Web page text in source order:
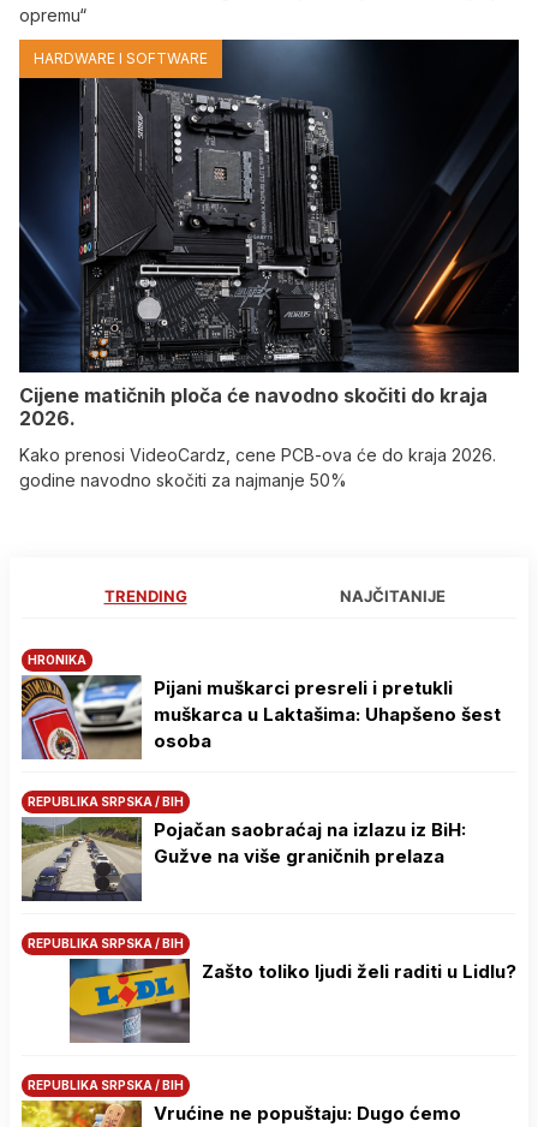
opremu“
HARDWARE I SOFTWARE
Cijene matičnih ploča će navodno skočiti do kraja
2026.
Kako prenosi VideoCardz, cene PCB-ova će do kraja 2026.
godine navodno skočiti za najmanje 50%
TRENDING NAJČITANIJE
HRONIKA
Pijani muškarci presreli i pretukli
muškarca u Laktašima: Uhapšeno šest
osoba
REPUBLIKA SRPSKA / BIH
Pojačan saobraćaj na izlazu iz BiH:
Gužve na više graničnih prelaza
REPUBLIKA SRPSKA / BIH
Zašto toliko ljudi želi raditi u Lidlu?
REPUBLIKA SRPSKA / BIH
Vrućine ne popuštaju: Dugo ćemo